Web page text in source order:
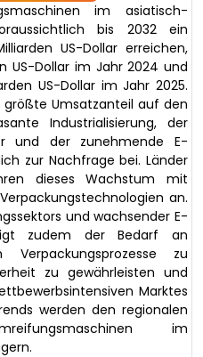
im asiatisch-
bis 2032 ein
US-Dollar erreichen,
US-Dollar im Jahr 2024 und
US-Dollar im Jahr 2025.
Umsatzanteil auf den
Industrialisierung, der
und der zunehmende E-
zur Nachfrage bei. Länder
dieses Wachstum mit
an.
und wachsender E-
zudem der Bedarf an
Verpackungsprozesse zu
zu gewährleisten und
Marktes
werden den regionalen
im